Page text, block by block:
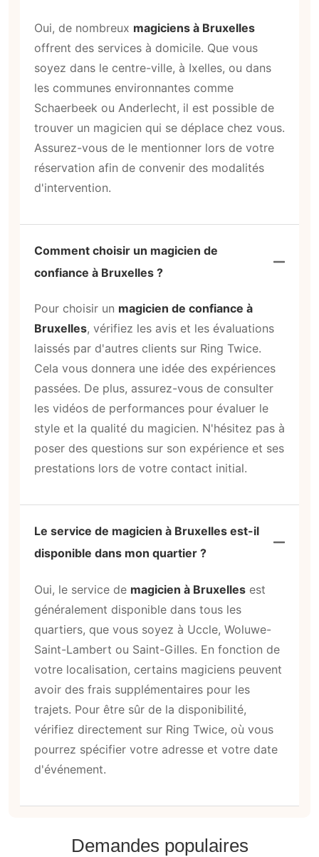
Oui, de nombreux magiciens à Bruxelles
offrent des services à domicile. Que vous
soyez dans le centre-ville, à Ixelles, ou dans
les communes environnantes comme
Schaerbeek ou Anderlecht, il est possible de
trouver un magicien qui se déplace chez vous.
Assurez-vous de le mentionner lors de votre
réservation afin de convenir des modalités
d'intervention.
Comment choisir un magicien de
confiance à Bruxelles ?
Pour choisir un magicien de confiance à
Bruxelles, vérifiez les avis et les évaluations
laissés par d'autres clients sur Ring Twice.
Cela vous donnera une idée des expériences
passées. De plus, assurez-vous de consulter
les vidéos de performances pour évaluer le
style et la qualité du magicien. N'hésitez pas à
poser des questions sur son expérience et ses
prestations lors de votre contact initial.
Le service de magicien à Bruxelles est-il
disponible dans mon quartier ?
Oui, le service de magicien à Bruxelles est
généralement disponible dans tous les
quartiers, que vous soyez à Uccle, Woluwe-
Saint-Lambert ou Saint-Gilles. En fonction de
votre localisation, certains magiciens peuvent
avoir des frais supplémentaires pour les
trajets. Pour être sûr de la disponibilité,
vérifiez directement sur Ring Twice, où vous
pourrez spécifier votre adresse et votre date
d'événement.
Demandes populaires